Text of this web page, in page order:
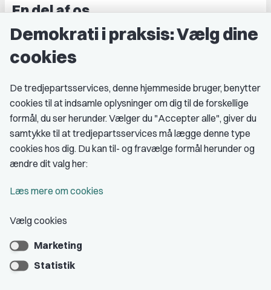
En del af os
Grupper og kredse
Studenterorganisationer
Medlemskab
Fordele som medlem
Kontingent
Bliv medlem
Demokrati i praksis: Vælg dine
cookies
De tredjepartsservices, denne hjemmeside bruger, benytter
cookies til at indsamle oplysninger om dig til de forskellige
formål, du ser herunder. Vælger du "Accepter alle", giver du
samtykke til at tredjepartsservices må lægge denne type
cookies hos dig. Du kan til- og fravælge formål herunder og
ændre dit valg her:
Læs mere om cookies
Vælg cookies
Marketing
Statistik